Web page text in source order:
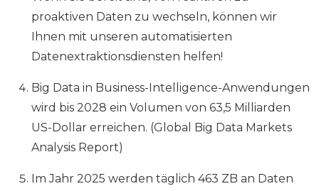
proaktiven Daten zu wechseln, können wir
Ihnen mit unseren automatisierten
Datenextraktionsdiensten helfen!
Big Data in Business-Intelligence-Anwendungen
wird bis 2028 ein Volumen von 63,5 Milliarden
US-Dollar erreichen. (Global Big Data Markets
Analysis Report)
Im Jahr 2025 werden täglich 463 ZB an Daten